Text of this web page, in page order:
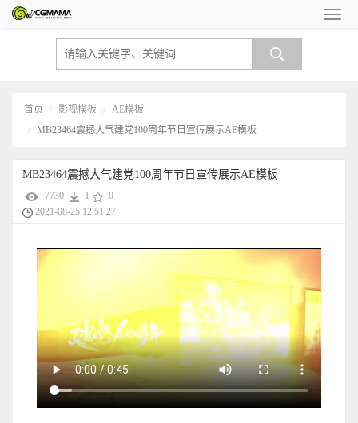
首页 影视模板
AE模板
MB23464震撼大气建党100周年节日宣传展示AE模板
MB23464震撼大气建党100周年节日宣传展示AE模板
7730 1
0
2021-08-25 12:51:27